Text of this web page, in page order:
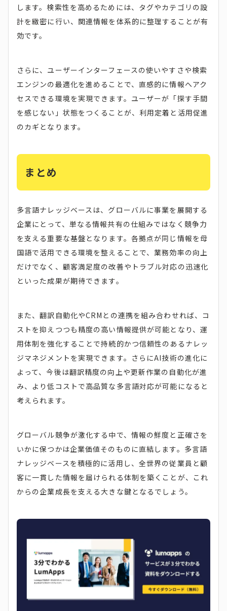
します。検索性を高めるためには、タグやカテゴリの設
計を緻密に行い、関連情報を体系的に整理することが有
効です。
さらに、ユーザーインターフェースの使いやすさや検索
エンジンの最適化を進めることで、直感的に情報へアク
セスできる環境を実現できます。ユーザーが「探す手間
を感じない」状態をつくることが、利用定着と活用促進
のカギとなります。
まとめ
多言語ナレッジベースは、グローバルに事業を展開する
企業にとって、単なる情報共有の仕組みではなく競争力
を支える重要な基盤となります。各拠点が同じ情報を母
国語で活用できる環境を整えることで、業務効率の向上
だけでなく、顧客満足度の改善やトラブル対応の迅速化
といった成果が期待できます。
また、翻訳自動化やCRMとの連携を組み合わせれば、コ
ストを抑えつつも精度の高い情報提供が可能となり、運
用体制を強化することで持続的かつ信頼性のあるナレッ
ジマネジメントを実現できます。さらにAI技術の進化に
よって、今後は翻訳精度の向上や更新作業の自動化が進
み、より低コストで高品質な多言語対応が可能になると
考えられます。
グローバル競争が激化する中で、情報の鮮度と正確さを
いかに保つかは企業価値そのものに直結します。多言語
ナレッジベースを積極的に活用し、全世界の従業員と顧
客に一貫した情報を届けられる体制を築くことが、これ
からの企業成長を支える大きな鍵となるでしょう。